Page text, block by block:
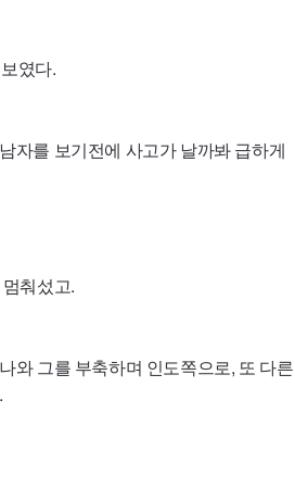
였다.
자를 보기전에 사고가 날까봐 급하게
춰섰고.
와 그를 부축하며 인도쪽으로, 또 다른